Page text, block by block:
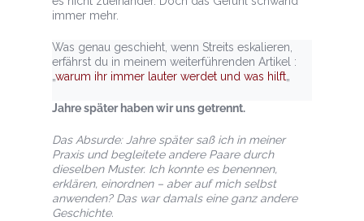
immer mehr.
Was genau geschieht, wenn Streits eskalieren,
erfährst du in meinem weiterführenden Artikel :
„warum ihr immer lauter werdet und was hilft„
Jahre später haben wir uns getrennt.
Das Absurde: Jahre später saß ich in meiner
Praxis und begleitete andere Paare durch
dieselben Muster. Ich konnte es benennen,
erklären, einordnen – aber auf mich selbst
anwenden? Das war damals eine ganz andere
Geschichte.